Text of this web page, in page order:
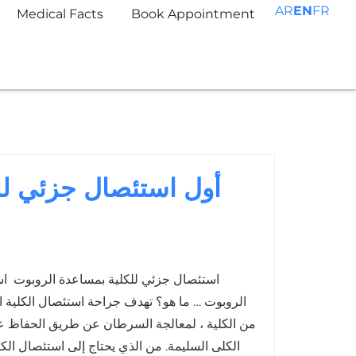
Medical Facts Book Appointment ARENFR
أول استئصال جزئي
استئصال جزئي للكلية بمساعدة الروبوت
الروبوت … ما هو؟ تهدف جراحة استئصال الكلية
من الكلية ، لمعالجة السرطان عن طريق
الكلى السليمة. من الذي يحتاج إلى استئصال